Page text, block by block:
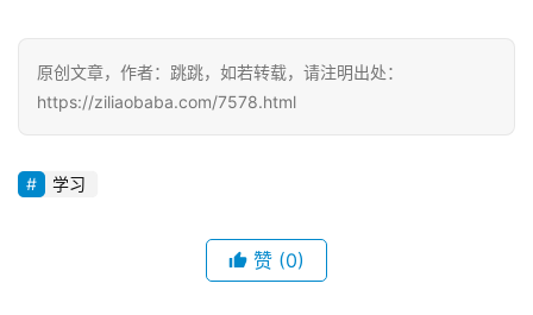
原创文章，作者：跳跳，如若转载，请注明出处：
https://ziliaobaba.com/7578.html
学习
赞 (0)